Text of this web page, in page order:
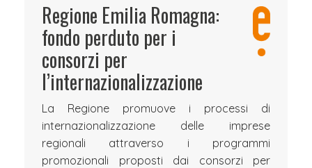
Regione Emilia Romagna:
fondo perduto per i
consorzi per
l’internazionalizzazione
La Regione promuove i processi di
internazionalizzazione delle imprese
regionali attraverso i programmi
promozionali proposti dai consorzi per